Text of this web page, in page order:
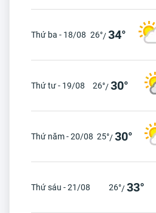
Thứ ba - 18/08 26°/34°
Thứ tư - 19/08 26°/30°
Thứ năm - 20/08 25°/30°
Thứ sáu - 21/08 26°/33°